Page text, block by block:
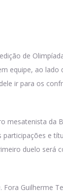
de
equipe, ao lado
ir para os
mesatenista da
participações e
duelo será
Fora Guilherme